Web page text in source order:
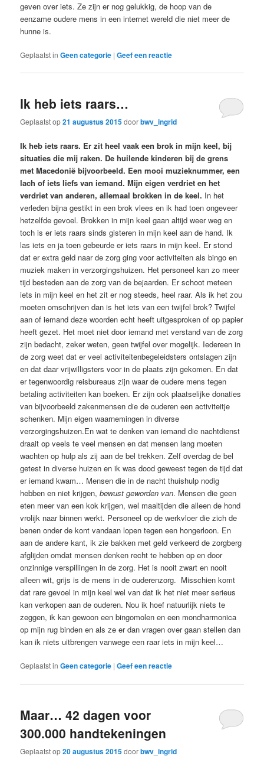
geven over iets. Ze zijn er nog gelukkig, de hoop van de
eenzame oudere mens in een internet wereld die niet meer de
hunne is.
Geplaatst in Geen categorie |Geef een reactie
Ik heb iets raars…
Geplaatst op21 augustus 2015doorbwv_ingrid
Ik heb iets raars. Er zit heel vaak een brok in mijn keel, bij
situaties die mij raken. De huilende kinderen bij de grens
met Macedonië bijvoorbeeld. Een mooi muzieknummer, een
lach of iets liefs van iemand. Mijn eigen verdriet en het
verdriet van anderen, allemaal brokken in de keel. In het
verleden bijna gestikt in een brok vlees en ik had toen ongeveer
hetzelfde gevoel. Brokken in mijn keel gaan altijd weer weg en
toch is er iets raars sinds gisteren in mijn keel aan de hand. Ik
las iets en ja toen gebeurde er iets raars in mijn keel. Er stond
dat er extra geld naar de zorg ging voor activiteiten als bingo en
muziek maken in verzorgingshuizen. Het personeel kan zo meer
tijd besteden aan de zorg van de bejaarden. Er schoot meteen
iets in mijn keel en het zit er nog steeds, heel raar. Als ik het zou
moeten omschrijven dan is het iets van een twijfel brok? Twijfel
aan of iemand deze woorden echt heeft uitgesproken of op papier
heeft gezet. Het moet niet door iemand met verstand van de zorg
zijn bedacht, zeker weten, geen twijfel over mogelijk. Iedereen in
de zorg weet dat er veel activiteitenbegeleidsters ontslagen zijn
en dat daar vrijwilligsters voor in de plaats zijn gekomen. En dat
er tegenwoordig reisbureaus zijn waar de oudere mens tegen
betaling activiteiten kan boeken. Er zijn ook plaatselijke donaties
van bijvoorbeeld zakenmensen die de ouderen een activiteitje
schenken. Mijn eigen waarnemingen in diverse
verzorgingshuizen.En wat te denken van iemand die nachtdienst
draait op veels te veel mensen en dat mensen lang moeten
wachten op hulp als zij aan de bel trekken. Zelf overdag de bel
getest in diverse huizen en ik was dood geweest tegen de tijd dat
er iemand kwam… Mensen die in de nacht thuishulp nodig
hebben en niet krijgen,bewust geworden van. Mensen die geen
eten meer van een kok krijgen, wel maaltijden die alleen de hond
vrolijk naar binnen werkt. Personeel op de werkvloer die zich de
benen onder de kont vandaan lopen tegen een hongerloon. En
aan de andere kant, ik zie bakken met geld verkeerd de zorgberg
afglijden omdat mensen denken recht te hebben op en door
onzinnige verspillingen in de zorg. Het is nooit zwart en nooit
alleen wit, grijs is de mens in de ouderenzorg. Misschien komt
dat rare gevoel in mijn keel wel van dat ik het niet meer serieus
kan verkopen aan de ouderen. Nou ik hoef natuurlijk niets te
zeggen, ik kan gewoon een bingomolen en een mondharmonica
op mijn rug binden en als ze er dan vragen over gaan stellen dan
kan ik niets uitbrengen vanwege een raar iets in mijn keel…
Geplaatst in Geen categorie |Geef een reactie
Maar… 42 dagen voor
300.000 handtekeningen
Geplaatst op20 augustus 2015doorbwv_ingrid